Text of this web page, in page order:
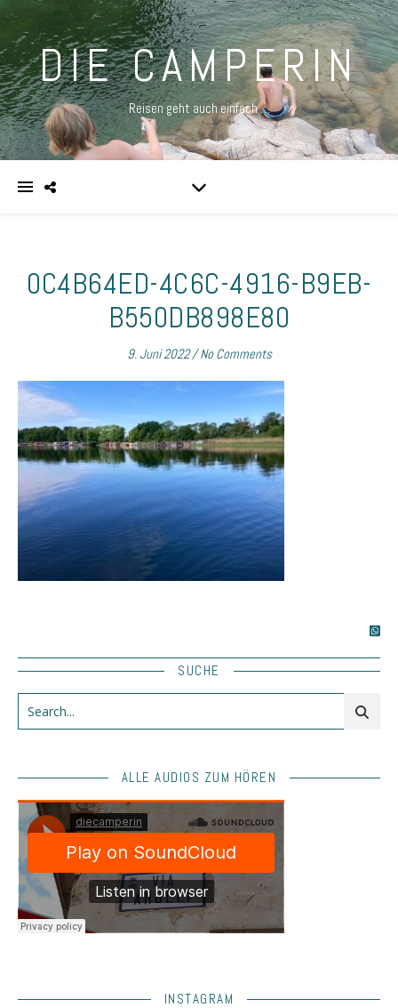
DIE CAMPERIN
Reisen geht auch einfach …
0C4B64ED-4C6C-4916-B9EB-
B550DB898E80
9. Juni 2022/ No Comments
SUCHE
ALLE AUDIOS ZUM HÖREN
INSTAGRAM